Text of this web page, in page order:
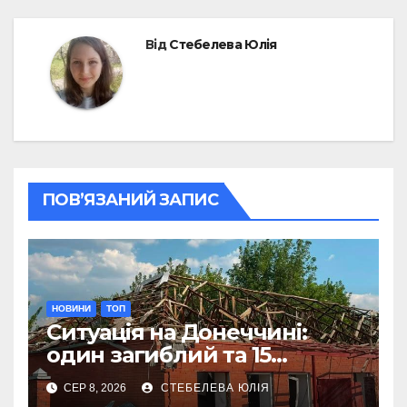
ВідСтебелева Юлія
ПОВ’ЯЗАНИЙ ЗАПИС
НОВИНИ ТОП
Ситуація на Донеччині:
один загиблий та 15
поранених за добу
СЕР 8, 2026 СТЕБЕЛЕВА ЮЛІЯ